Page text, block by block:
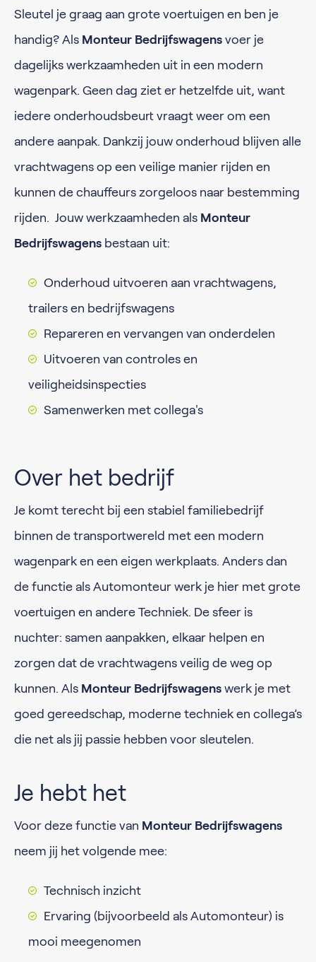
Sleutel je graag aan grote voertuigen en ben je
handig? Als Monteur Bedrijfswagens voer je
dagelijks werkzaamheden uit in een modern
wagenpark. Geen dag ziet er hetzelfde uit, want
iedere onderhoudsbeurt vraagt weer om een
andere aanpak. Dankzij jouw onderhoud blijven alle
vrachtwagens op een veilige manier rijden en
kunnen de chauffeurs zorgeloos naar bestemming
rijden. Jouw werkzaamheden als Monteur
Bedrijfswagens bestaan uit:
Onderhoud uitvoeren aan vrachtwagens,
trailers en bedrijfswagens
Repareren en vervangen van onderdelen
Uitvoeren van controles en
veiligheidsinspecties
Samenwerken met collega's
Over het bedrijf
Je komt terecht bij een stabiel familiebedrijf
binnen de transportwereld met een modern
wagenpark en een eigen werkplaats. Anders dan
de functie als Automonteur werk je hier met grote
voertuigen en andere Techniek. De sfeer is
nuchter: samen aanpakken, elkaar helpen en
zorgen dat de vrachtwagens veilig de weg op
kunnen. Als Monteur Bedrijfswagens werk je met
goed gereedschap, moderne techniek en collega’s
die net als jij passie hebben voor sleutelen.
Je hebt het
Voor deze functie van Monteur Bedrijfswagens
neem jij het volgende mee:
Technisch inzicht
Ervaring (bijvoorbeeld als Automonteur) is
mooi meegenomen